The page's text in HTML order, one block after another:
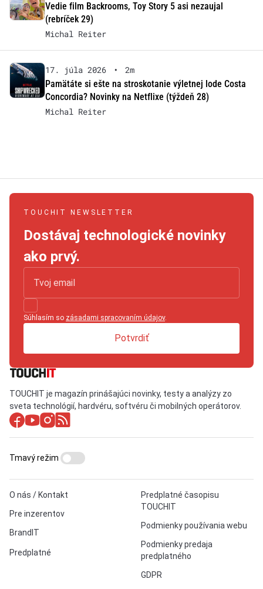
Vedie film Backrooms, Toy Story 5 asi nezaujal
(rebríček 29)
Michal Reiter
17. júla 2026 •
2m
Pamätáte si ešte na stroskotanie výletnej lode Costa
Concordia? Novinky na Netflixe (týždeň 28)
Michal Reiter
TOUCHIT NEWSLETTER
Dostávaj technologické novinky
ako prvý.
Súhlasím so zásadami spracovaním údajov.
Potvrdiť
TOUCHIT je magazín prinášajúci novinky, testy a analýzy zo
sveta technológií, hardvéru, softvéru či mobilných operátorov.
O nás / Kontakt
Pre inzerentov
BrandIT
Predplatné
Predplatné časopisu
TOUCHIT
Podmienky používania webu
Podmienky predaja
predplatného
GDPR
Tmavý režim